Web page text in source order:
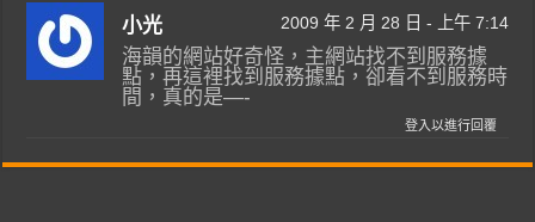
小光 2009 年 2 月 28 日 - 上午 7:14
海韻的網站好奇怪，主網站找不到服務據
點，再這裡找到服務據點，卻看不到服務時
間，真的是—-
登入以進行回覆